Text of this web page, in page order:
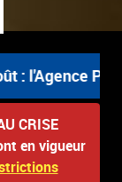
: l'Agence
CRISE
en vigueur